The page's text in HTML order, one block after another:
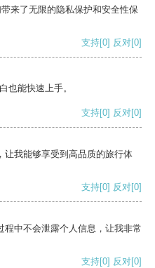
来了无限的隐私保护和安全性保
支持[0] 反对[0]
也能快速上手。
支持[0] 反对[0]
让我能够享受到高品质的旅行体
支持[0] 反对[0]
中不会泄露个人信息，让我非常
支持[0] 反对[0]